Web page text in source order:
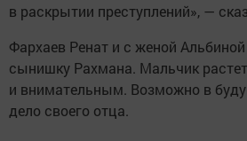
в раскрытии преступлений», —
Фархаев Ренат и с женой
сынишку Рахмана. Мальчик
и внимательным. Возможно в
дело своего отца.